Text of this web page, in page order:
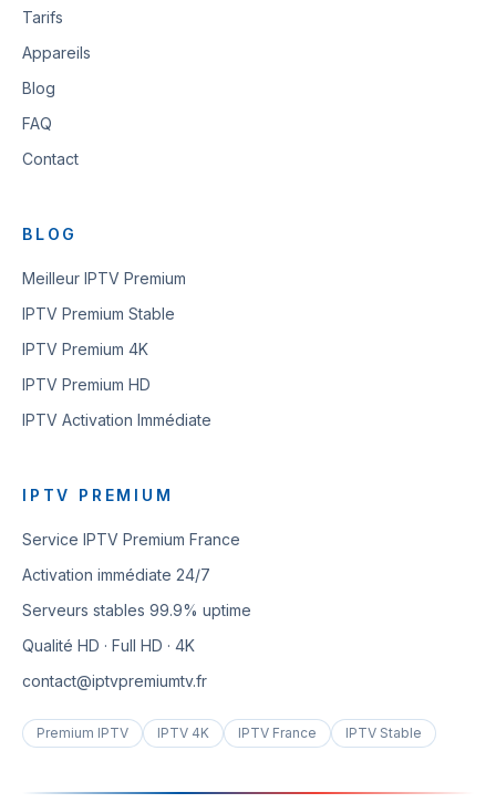
Tarifs
Appareils
Blog
FAQ
Contact
BLOG
Meilleur IPTV Premium
IPTV Premium Stable
IPTV Premium 4K
IPTV Premium HD
IPTV Activation Immédiate
IPTV PREMIUM
Service IPTV Premium France
Activation immédiate 24/7
Serveurs stables 99.9% uptime
Qualité HD · Full HD · 4K
contact@iptvpremiumtv.fr
Premium IPTV IPTV 4K IPTV France IPTV Stable